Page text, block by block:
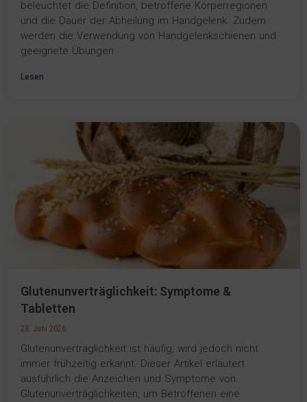
beleuchtet die Definition, betroffene Körperregionen
und die Dauer der Abheilung im Handgelenk. Zudem
werden die Verwendung von Handgelenkschienen und
geeignete Übungen
Lesen
Glutenunverträglichkeit: Symptome &
Tabletten
28. Juni 2026
Glutenunverträglichkeit ist häufig, wird jedoch nicht
immer frühzeitig erkannt. Dieser Artikel erläutert
ausführlich die Anzeichen und Symptome von
Glutenunverträglichkeiten, um Betroffenen eine